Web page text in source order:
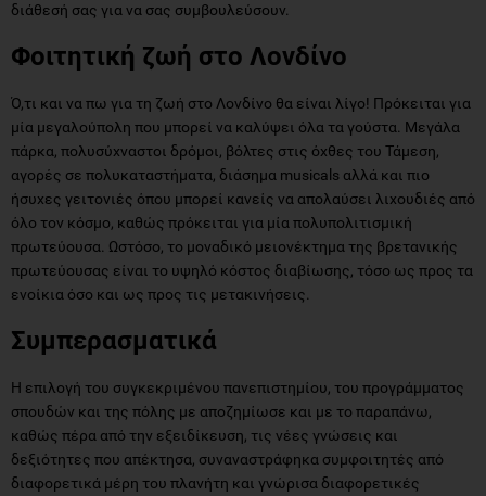
διάθεσή σας για να σας συμβουλεύσουν.
Φοιτητική ζωή στο Λονδίνο
Ό,τι και να πω για τη ζωή στο Λονδίνο θα είναι λίγο! Πρόκειται για
μία μεγαλούπολη που μπορεί να καλύψει όλα τα γούστα. Μεγάλα
πάρκα, πολυσύχναστοι δρόμοι, βόλτες στις όχθες του Τάμεση,
αγορές σε πολυκαταστήματα, διάσημα musicals αλλά και πιο
ήσυχες γειτονιές όπου μπορεί κανείς να απολαύσει λιχουδιές από
όλο τον κόσμο, καθώς πρόκειται για μία πολυπολιτισμική
πρωτεύουσα. Ωστόσο, το μοναδικό μειονέκτημα της βρετανικής
πρωτεύουσας είναι το υψηλό κόστος διαβίωσης, τόσο ως προς τα
ενοίκια όσο και ως προς τις μετακινήσεις.
Συμπερασματικά
Η επιλογή του συγκεκριμένου πανεπιστημίου, του προγράμματος
σπουδών και της πόλης με αποζημίωσε και με το παραπάνω,
καθώς πέρα από την εξειδίκευση, τις νέες γνώσεις και
δεξιότητες που απέκτησα, συναναστράφηκα συμφοιτητές από
διαφορετικά μέρη του πλανήτη και γνώρισα διαφορετικές